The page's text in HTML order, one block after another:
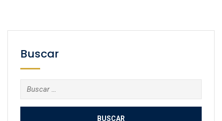
Buscar
Buscar: